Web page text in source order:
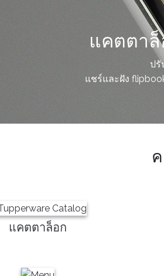
แคตตาล็
ป
แชร์และฝัง
แคตตาล็อก